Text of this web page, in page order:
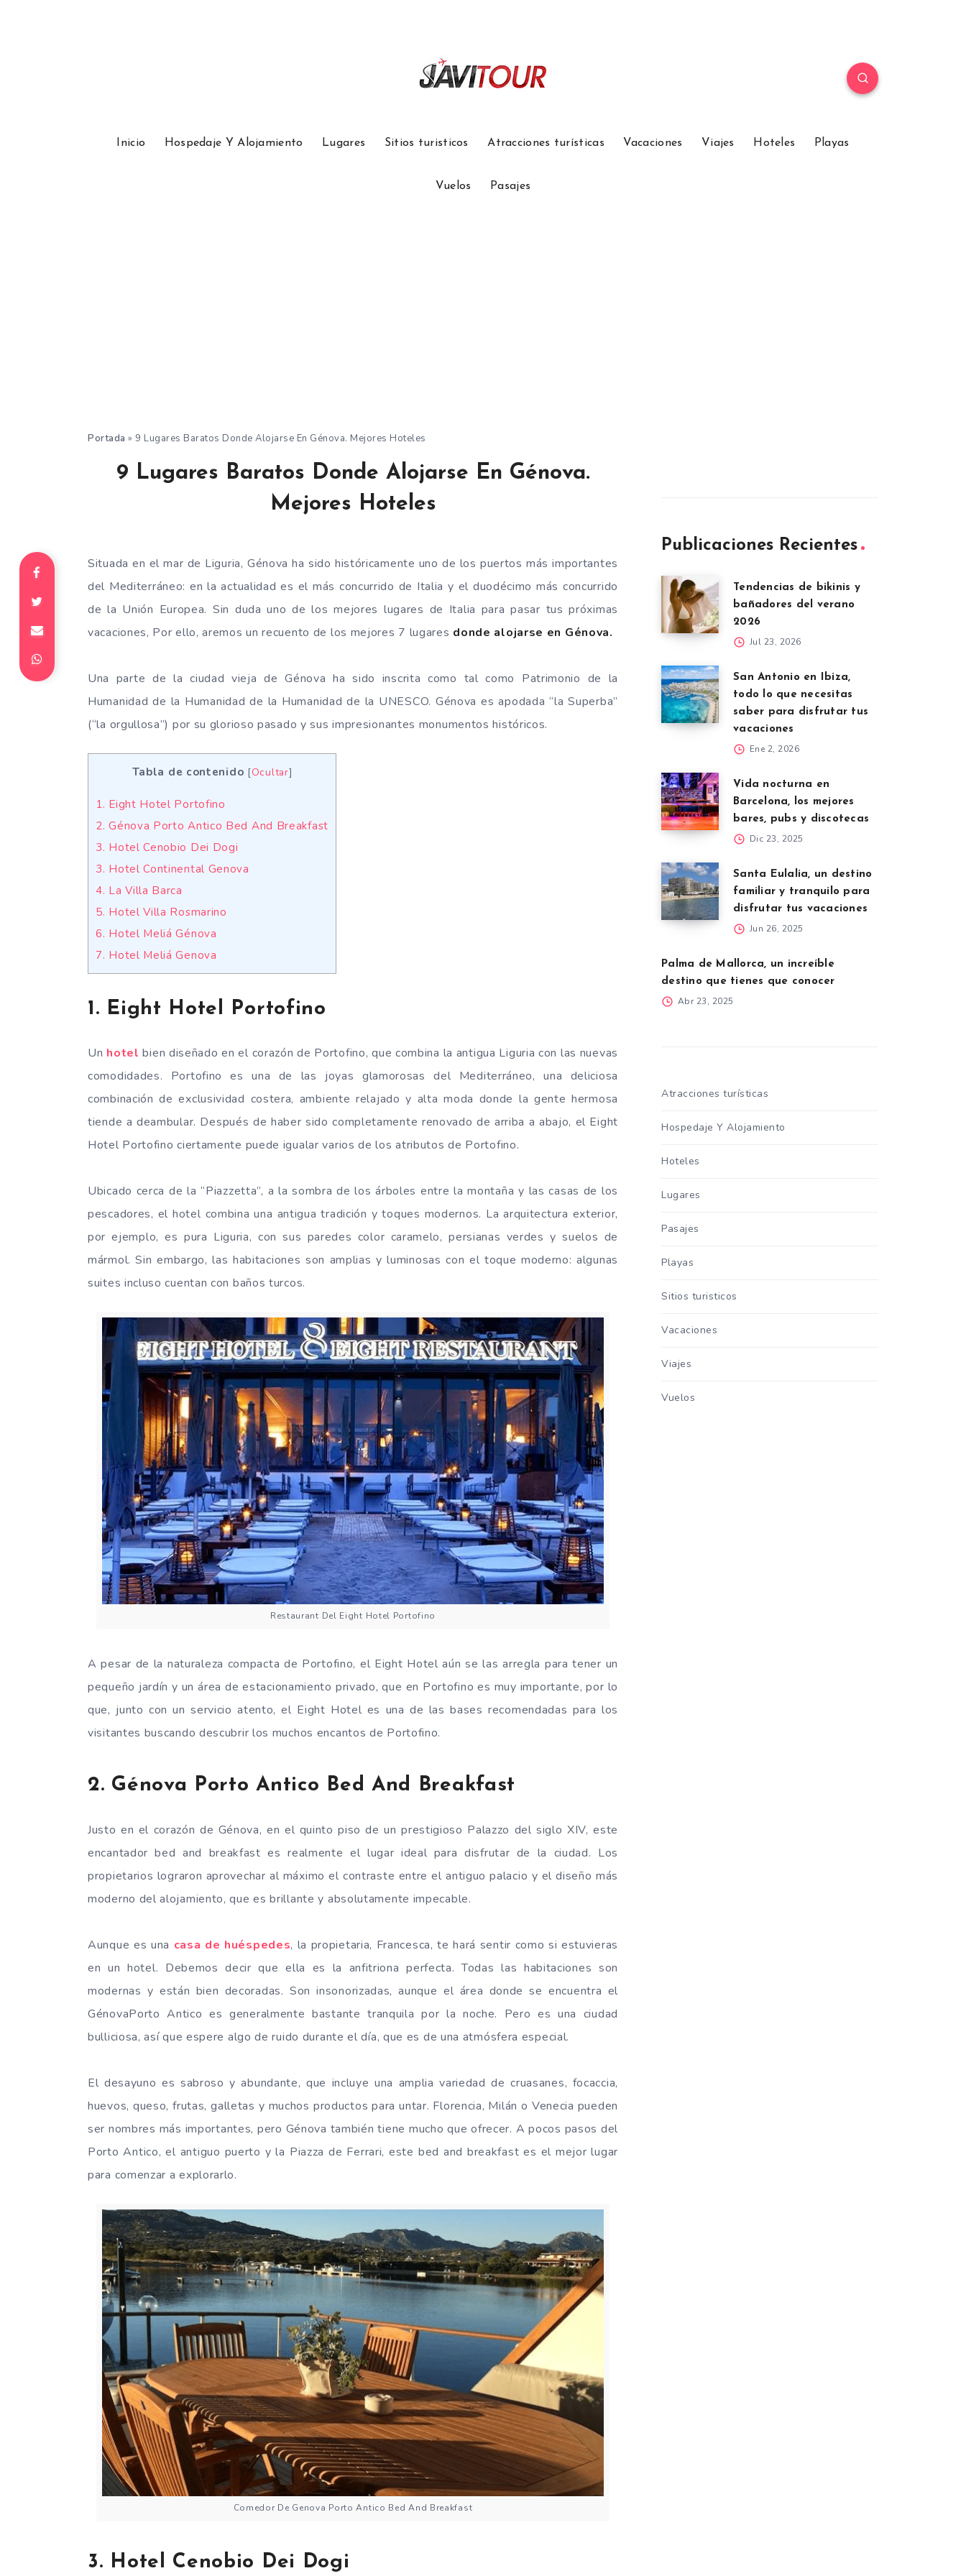
Inicio Hospedaje Y Alojamiento Lugares Sitios turisticos Atracciones turísticas Vacaciones Viajes Hoteles Playas
Vuelos Pasajes
Portada » 9 Lugares Baratos Donde Alojarse En Génova. Mejores Hoteles
9 Lugares Baratos Donde Alojarse En Génova.
Mejores Hoteles
Situada en el mar de Liguria, Génova ha sido históricamente uno de los puertos más importantes
del Mediterráneo: en la actualidad es el más concurrido de Italia y el duodécimo más concurrido
de la Unión Europea. Sin duda uno de los mejores lugares de Italia para pasar tus próximas
vacaciones, Por ello, aremos un recuento de los mejores 7 lugares donde alojarse en Génova.
Una parte de la ciudad vieja de Génova ha sido inscrita como tal como Patrimonio de la
Humanidad de la Humanidad de la Humanidad de la UNESCO. Génova es apodada “la Superba”
(“la orgullosa”) por su glorioso pasado y sus impresionantes monumentos históricos.
Tabla de contenido [Ocultar]
1. Eight Hotel Portofino
2. Génova Porto Antico Bed And Breakfast
3. Hotel Cenobio Dei Dogi
3. Hotel Continental Genova
4. La Villa Barca
5. Hotel Villa Rosmarino
6. Hotel Meliá Génova
7. Hotel Meliá Genova
1. Eight Hotel Portofino
Un hotel bien diseñado en el corazón de Portofino, que combina la antigua Liguria con las nuevas
comodidades. Portofino es una de las joyas glamorosas del Mediterráneo, una deliciosa
combinación de exclusividad costera, ambiente relajado y alta moda donde la gente hermosa
tiende a deambular. Después de haber sido completamente renovado de arriba a abajo, el Eight
Hotel Portofino ciertamente puede igualar varios de los atributos de Portofino.
Ubicado cerca de la “Piazzetta”, a la sombra de los árboles entre la montaña y las casas de los
pescadores, el hotel combina una antigua tradición y toques modernos. La arquitectura exterior,
por ejemplo, es pura Liguria, con sus paredes color caramelo, persianas verdes y suelos de
mármol. Sin embargo, las habitaciones son amplias y luminosas con el toque moderno: algunas
suites incluso cuentan con baños turcos.
Restaurant Del Eight Hotel Portofino
A pesar de la naturaleza compacta de Portofino, el Eight Hotel aún se las arregla para tener un
pequeño jardín y un área de estacionamiento privado, que en Portofino es muy importante, por lo
que, junto con un servicio atento, el Eight Hotel es una de las bases recomendadas para los
visitantes buscando descubrir los muchos encantos de Portofino.
2. Génova Porto Antico Bed And Breakfast
Justo en el corazón de Génova, en el quinto piso de un prestigioso Palazzo del siglo XIV, este
encantador bed and breakfast es realmente el lugar ideal para disfrutar de la ciudad. Los
propietarios lograron aprovechar al máximo el contraste entre el antiguo palacio y el diseño más
moderno del alojamiento, que es brillante y absolutamente impecable.
Aunque es una casa de huéspedes, la propietaria, Francesca, te hará sentir como si estuvieras
en un hotel. Debemos decir que ella es la anfitriona perfecta. Todas las habitaciones son
modernas y están bien decoradas. Son insonorizadas, aunque el área donde se encuentra el
GénovaPorto Antico es generalmente bastante tranquila por la noche. Pero es una ciudad
bulliciosa, así que espere algo de ruido durante el día, que es de una atmósfera especial.
El desayuno es sabroso y abundante, que incluye una amplia variedad de cruasanes, focaccia,
huevos, queso, frutas, galletas y muchos productos para untar. Florencia, Milán o Venecia pueden
ser nombres más importantes, pero Génova también tiene mucho que ofrecer. A pocos pasos del
Porto Antico, el antiguo puerto y la Piazza de Ferrari, este bed and breakfast es el mejor lugar
para comenzar a explorarlo.
Comedor De Genova Porto Antico Bed And Breakfast
3. Hotel Cenobio Dei Dogi
Publicaciones Recientes
Tendencias de bikinis y
bañadores del verano
2026
Jul 23, 2026
San Antonio en Ibiza,
todo lo que necesitas
saber para disfrutar tus
vacaciones
Ene 2, 2026
Vida nocturna en
Barcelona, los mejores
bares, pubs y discotecas
Dic 23, 2025
Santa Eulalia, un destino
familiar y tranquilo para
disfrutar tus vacaciones
Jun 26, 2025
Palma de Mallorca, un increíble
destino que tienes que conocer
Abr 23, 2025
Atracciones turísticas
Hospedaje Y Alojamiento
Hoteles
Lugares
Pasajes
Playas
Sitios turisticos
Vacaciones
Viajes
Vuelos